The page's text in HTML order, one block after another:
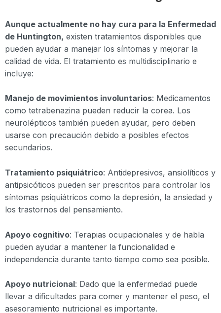
Aunque actualmente no hay cura para la Enfermedad
de Huntington, existen tratamientos disponibles que
pueden ayudar a manejar los síntomas y mejorar la
calidad de vida. El tratamiento es multidisciplinario e
incluye:
Manejo de movimientos involuntarios: Medicamentos
como tetrabenazina pueden reducir la corea. Los
neurolépticos también pueden ayudar, pero deben
usarse con precaución debido a posibles efectos
secundarios.
Tratamiento psiquiátrico: Antidepresivos, ansiolíticos y
antipsicóticos pueden ser prescritos para controlar los
síntomas psiquiátricos como la depresión, la ansiedad y
los trastornos del pensamiento.
Apoyo cognitivo: Terapias ocupacionales y de habla
pueden ayudar a mantener la funcionalidad e
independencia durante tanto tiempo como sea posible.
Apoyo nutricional: Dado que la enfermedad puede
llevar a dificultades para comer y mantener el peso, el
asesoramiento nutricional es importante.